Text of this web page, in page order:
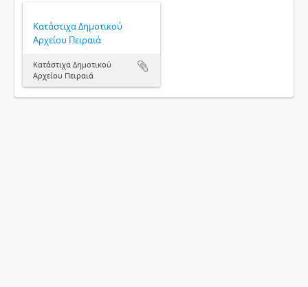
Κατάστιχα Δημοτικού
Αρχείου Πειραιά
Κατάστιχα Δημοτικού
Αρχείου Πειραιά